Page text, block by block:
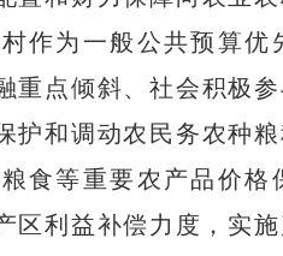
作为一般公共预算优
重点倾斜、社会积极
护和调动农民务农种
食等重要农产品价格
区利益补偿力度，实